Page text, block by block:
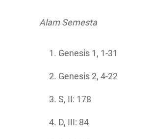
Alam Semesta
Genesis 1, 1-31
Genesis 2, 4-22
S, II: 178
D, III: 84